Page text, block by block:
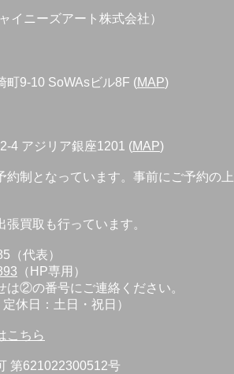
イニーズアート株式会社）
町9-10 SoWAsビル8F (MAP)
4 アジリア銀座1201 (MAP)
約制となっています。事前にご予約の上
張買取も行っています。
（代表）
（HP専用）
②の番号にご連絡ください。
休日：土日・祝日）
こちら
第621022300512号